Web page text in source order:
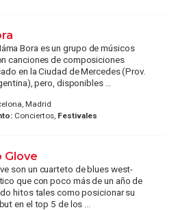
Bora es un grupo de músicos
canciones de composiciones
en la Ciudad de Mercedes (Prov.
pero, disponibles ...
Madrid
Conciertos, Festivales
Glove
son un cuarteto de blues west-
que con poco más de un año de
hitos tales como posicionar su
en el top 5 de los ...